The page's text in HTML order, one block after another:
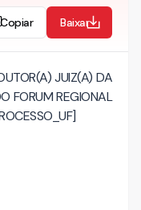
Copiar Baixar
JUIZ(A) DA
FORUM REGIONAL